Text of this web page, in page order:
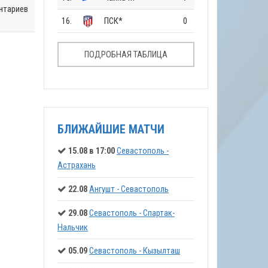
16. ПСК* 0
ПОДРОБНАЯ ТАБЛИЦА
БЛИЖАЙШИЕ МАТЧИ
15.08 в 17:00Севастополь -
Астрахань
22.08Ангушт - Севастополь
29.08Севастополь - Спартак-
Нальчик
05.09Севастополь - Кызылташ